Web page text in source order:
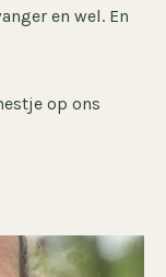
en wel. En
op ons